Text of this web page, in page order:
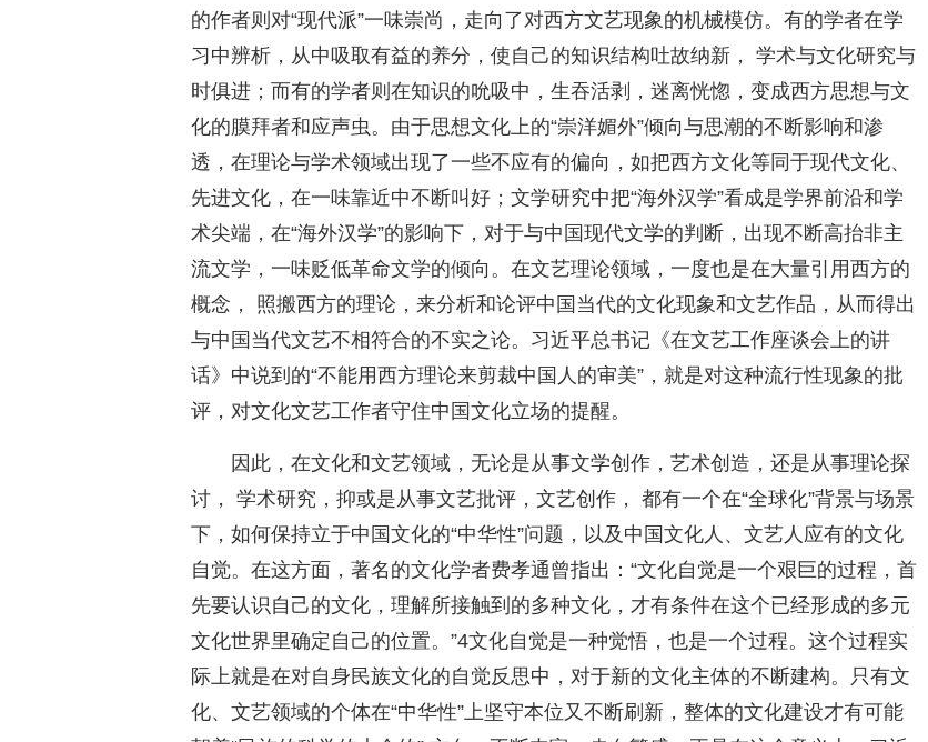
的作者则对“现代派”一味崇尚，走向了对西方文艺现象的机械模仿。有的学者在学
习中辨析，从中吸取有益的养分，使自己的知识结构吐故纳新， 学术与文化研究与
时俱进；而有的学者则在知识的吮吸中，生吞活剥，迷离恍惚，变成西方思想与文
化的膜拜者和应声虫。由于思想文化上的“崇洋媚外”倾向与思潮的不断影响和渗
透，在理论与学术领域出现了一些不应有的偏向，如把西方文化等同于现代文化、
先进文化，在一味靠近中不断叫好；文学研究中把“海外汉学”看成是学界前沿和学
术尖端，在“海外汉学”的影响下，对于与中国现代文学的判断，出现不断高抬非主
流文学，一味贬低革命文学的倾向。在文艺理论领域，一度也是在大量引用西方的
概念， 照搬西方的理论，来分析和论评中国当代的文化现象和文艺作品，从而得出
与中国当代文艺不相符合的不实之论。习近平总书记《在文艺工作座谈会上的讲
话》中说到的“不能用西方理论来剪裁中国人的审美”，就是对这种流行性现象的批
评，对文化文艺工作者守住中国文化立场的提醒。
因此，在文化和文艺领域，无论是从事文学创作，艺术创造，还是从事理论探
讨， 学术研究，抑或是从事文艺批评，文艺创作， 都有一个在“全球化”背景与场景
下，如何保持立于中国文化的“中华性”问题，以及中国文化人、文艺人应有的文化
自觉。在这方面，著名的文化学者费孝通曾指出：“文化自觉是一个艰巨的过程，首
先要认识自己的文化，理解所接触到的多种文化，才有条件在这个已经形成的多元
文化世界里确定自己的位置。”4文化自觉是一种觉悟，也是一个过程。这个过程实
际上就是在对自身民族文化的自觉反思中，对于新的文化主体的不断建构。只有文
化、文艺领域的个体在“中华性”上坚守本位又不断刷新，整体的文化建设才有可能